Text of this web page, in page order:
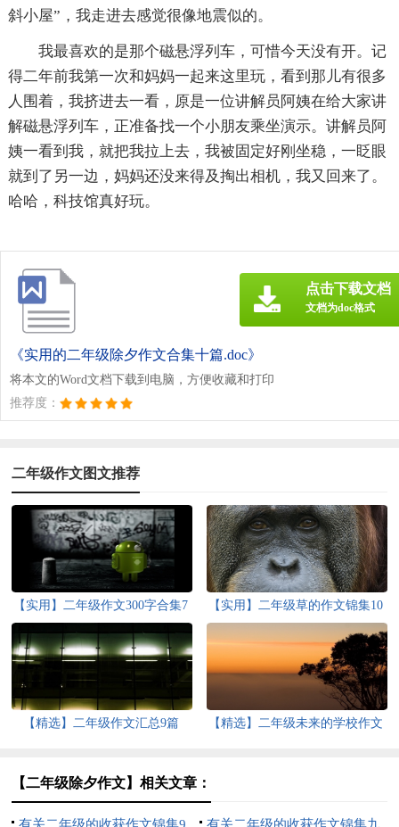
斜小屋”，我走进去感觉很像地震似的。
我最喜欢的是那个磁悬浮列车，可惜今天没有开。记
得二年前我第一次和妈妈一起来这里玩，看到那儿有很多
人围着，我挤进去一看，原是一位讲解员阿姨在给大家讲
解磁悬浮列车，正准备找一个小朋友乘坐演示。讲解员阿
姨一看到我，就把我拉上去，我被固定好刚坐稳，一眨眼
就到了另一边，妈妈还没来得及掏出相机，我又回来了。
哈哈，科技馆真好玩。
《实用的二年级除夕作文合集十篇.doc》
将本文的Word文档下载到电脑，方便收藏和打印
推荐度：
点击下载文档
文档为doc格式
二年级作文图文推荐
【实用】二年级作文300字合集7
篇
【实用】二年级草的作文锦集10
【精选】二年级作文汇总9篇
【精选】二年级未来的学校作文
【二年级除夕作文】相关文章：
有关二年级的收获作文锦集9 有关二年级的收获作文锦集九